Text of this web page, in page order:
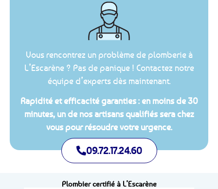
Vous rencontrez un problème de plomberie à
L’Escarène ? Pas de panique ! Contactez notre
équipe d’experts dès maintenant.
Rapidité et efficacité garanties : en moins de 30
minutes, un de nos artisans qualifiés sera chez
vous pour résoudre votre urgence.
09.72.17.24.60
Plombier certifié à L’Escarène